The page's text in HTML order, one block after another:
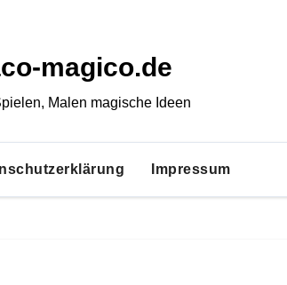
magico.de
Malen magische Ideen
Impressum